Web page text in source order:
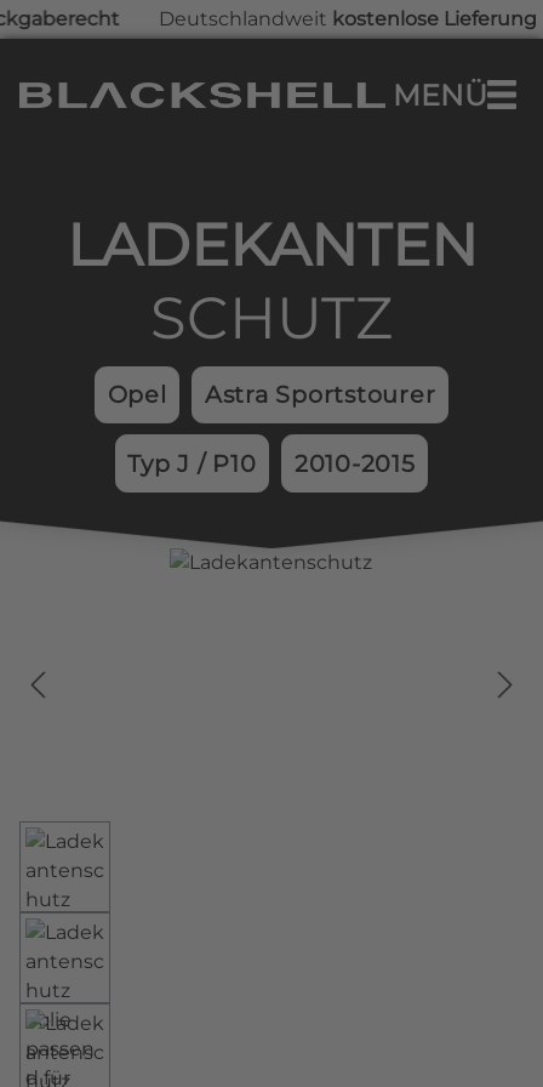
Zum Hauptinhalt springen
Deutschlandweitkostenlose Lieferungund
MENÜ
LADEKAN­TEN­
SCHUTZ
Opel Astra Sportstourer
Typ J / P10 2010-2015
Bildergalerie überspringen